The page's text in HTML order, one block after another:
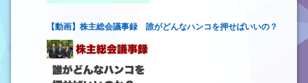
【動画】株主総会議事録 誰がどんなハンコを押せばいいの？